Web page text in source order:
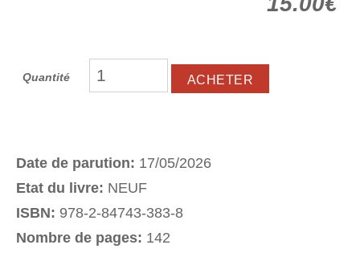
Quantité
Date de parution: 17/05/2026
Etat du livre: NEUF
ISBN: 978-2-84743-383-8
Nombre de pages: 142